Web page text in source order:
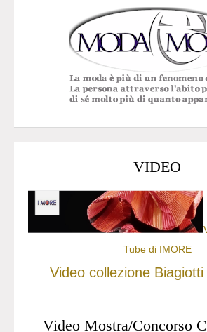
VIDEO
Tube di IMORE
Video collezione
Video Mostra/Concorso